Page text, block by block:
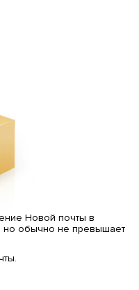
Новой почты в
но обычно не превышает